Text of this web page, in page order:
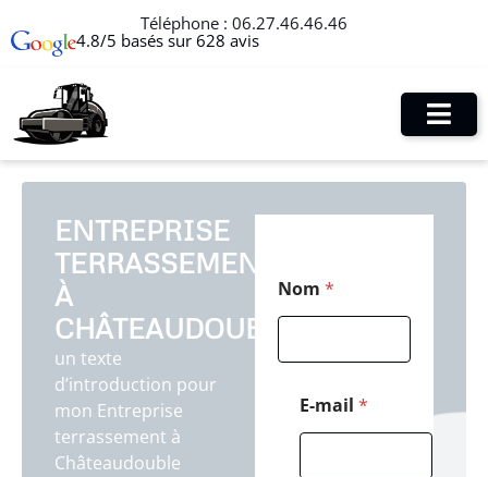
Téléphone : 06.27.46.46.46
4.8/5 basés sur 628 avis
ENTREPRISE
TERRASSEMENT
À
CHÂTEAUDOUBLE
un texte
d’introduction pour
mon Entreprise
terrassement à
Châteaudouble
Nom *
o
E-mail *